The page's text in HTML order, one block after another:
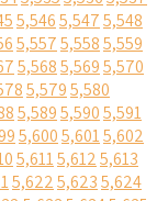
5,5465,5475,548
5,5575,5585,559
5,5685,5695,570
5,5795,580
5,5895,5905,591
5,6005,6015,602
5,6115,6125,613
5,6225,6235,624